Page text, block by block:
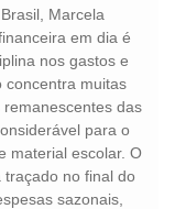
Marcela
em dia é
nos gastos e
concentra muitas
das
para o
material escolar. O
traçado no final do
sazonais,